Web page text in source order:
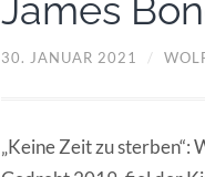
James
30. JANUAR 2021 /
„Keine Zeit zu sterben“: